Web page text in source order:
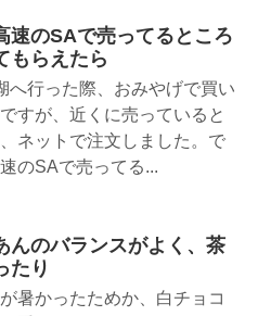
速のSAで売ってるところ
もらえたら
へ行った際、おみやげで買い
すが、近くに売っていると
ネットで注文しました。で
のSAで売ってる...
んのバランスがよく、茶
たり
暑かったためか、白チョコ